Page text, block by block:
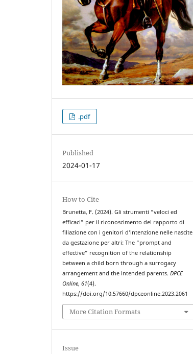
.pdf
Published
2024-01-17
How to Cite
Brunetta, F. (2024). Gli strumenti “veloci ed
efficaci” per il riconoscimento del rapporto di
filiazione con i genitori d’intenzione nelle nascite
da gestazione per altri: The “prompt and
effective” recognition of the relationship
between a child born through a surrogacy
arrangement and the intended parents.DPCE
Online,61(4).
https://doi.org/10.57660/dpceonline.2023.2061
More Citation Formats
Issue